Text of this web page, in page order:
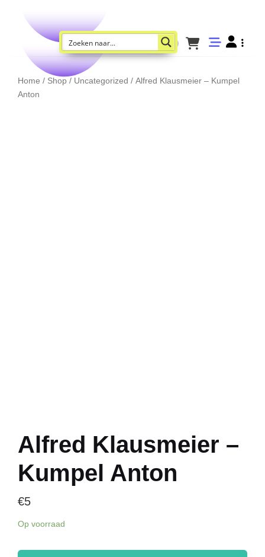
Home / Shop / Uncategorized / Alfred Klausmeier – Kumpel
Anton
Alfred Klausmeier –
Kumpel Anton
€5
Op voorraad
Alfred